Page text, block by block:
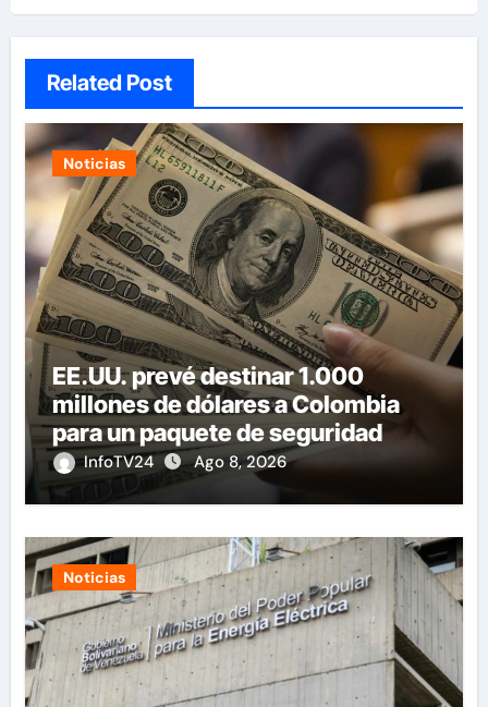
Related Post
Noticias
EE.UU. prevé destinar 1.000
millones de dólares a Colombia
para un paquete de seguridad
InfoTV24 Ago 8, 2026
Noticias